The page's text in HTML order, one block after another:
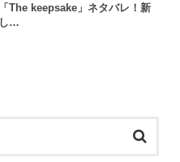
「The keepsake」ネタバレ！新
し…